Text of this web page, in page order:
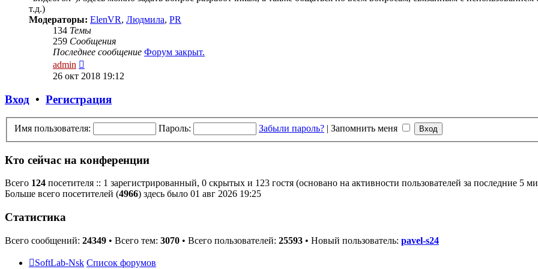
т.д.)
Модераторы: ElenVR, Людмила, PR
134 Темы
259 Сообщения
Последнее сообщение Форум закрыт.
admin
к
26 окт 2018 19:12
Вход • Регистрация
Имя пользователя: Пароль: Забыли пароль? | Запомнить меня
Кто сейчас на конференции
Всего 124 посетителя :: 1 зарегистрированный, 0 скрытых и 123 гостя (основано на активности пользователей за последние 5
Больше всего посетителей (4966) здесь было 01 авг 2026 19:25
Статистика
Всего сообщений: 24349 • Всего тем: 3070 • Всего пользователей: 25593 • Новый пользователь: pavel-s24
SoftLab-Nsk Список форумов